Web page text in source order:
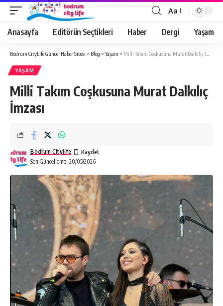
Aa
Anasayfa Editörün Seçtikleri Haber Dergi Yaşam
Bodrum CityLife Güncel Haber Sitesi > Blog >Yaşam > Milli Takım Coşkusuna Murat Dalkılıç İmzası
YAŞAM
Milli Takım Coşkusuna Murat Dalkılıç
İmzası
Son Güncelleme: 20/05/2026
Bodrum Citylife